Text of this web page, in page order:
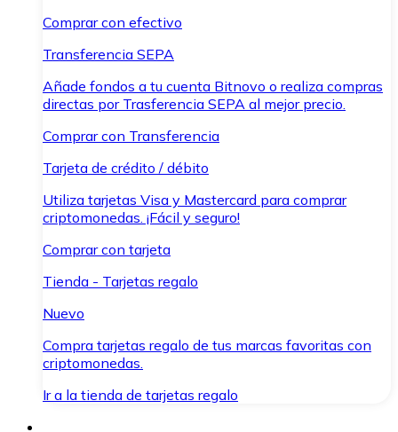
Comprar con efectivo
Transferencia SEPA
Añade fondos a tu cuenta Bitnovo o realiza compras
directas por Trasferencia SEPA al mejor precio.
Comprar con Transferencia
Tarjeta de crédito / débito
Utiliza tarjetas Visa y Mastercard para comprar
criptomonedas. ¡Fácil y seguro!
Comprar con tarjeta
Tienda - Tarjetas regalo
Nuevo
Compra tarjetas regalo de tus marcas favoritas con
criptomonedas.
Ir a la tienda de tarjetas regalo